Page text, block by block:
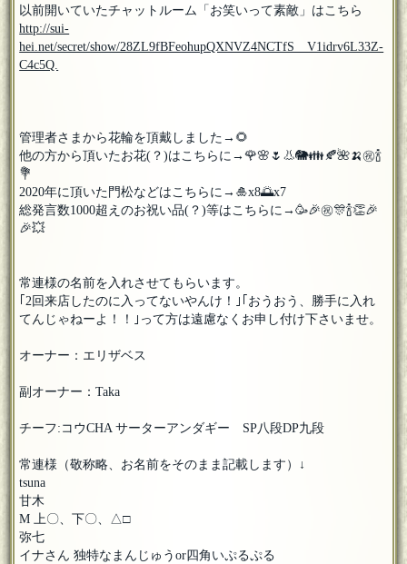
以前開いていたチャットルーム「お笑いって素敵」はこちら
http://sui-
hei.net/secret/show/28ZL9fBFeohupQXNVZ4NCTfS__V1idrv6L33Z-
C4c5Q.
管理者さまから花輪を頂戴しました→🌻
他の方から頂いたお花(？)はこちらに→🌹🌸🌷👃🐘👪🍂🌺🍌㊗🍾
💐
2020年に頂いた門松などはこちらに→🎍x8🌅x7
総発言数1000超えのお祝い品(？)等はこちらに→🥳🎉㊗️🎊🍾👏🎉
🎉💥
常連様の名前を入れさせてもらいます。
｢2回来店したのに入ってないやんけ！｣｢おうおう、勝手に入れ
てんじゃねーよ！！｣って方は遠慮なくお申し付け下さいませ。
オーナー：エリザベス
副オーナー：Taka
チーフ:コウCHA サーターアンダギー SP八段DP九段
常連様（敬称略、お名前をそのまま記載します）↓
tsuna
甘木
M 上〇、下〇、△□
弥七
イナさん 独特なまんじゅうor四角いぷるぷる